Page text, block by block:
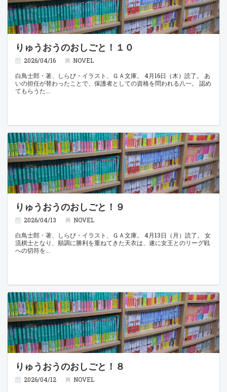
りゅうおうのおしごと！１０
2026/04/16
NOVEL
白鳥士郎・著、しらび・イラスト、ＧＡ文庫。 4月16日（木）読了。 あ
いの担任が替わったことで、保護者としての資格を問われる八一。 認め
てもらうた
りゅうおうのおしごと！９
2026/04/13
NOVEL
白鳥士郎・著、しらび・イラスト、ＧＡ文庫。 4月13日（月）読了。 女
流棋士となり、順調に勝利を重ねてきた天衣は、遂に女王とのリーグ戦
への切符を
りゅうおうのおしごと！８
2026/04/12
NOVEL